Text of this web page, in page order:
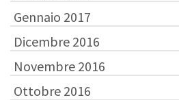
Gennaio 2017
Dicembre 2016
Novembre 2016
Ottobre 2016